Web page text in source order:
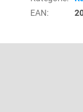
EAN: